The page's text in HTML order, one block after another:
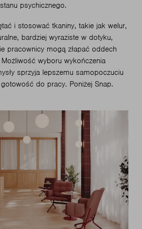
stanu psychicznego.
i stosować tkaniny, takie jak welur,
bardziej wyraziste w dotyku,
pracownicy mogą złapać oddech
wyboru wykończenia
sprzyja lepszemu samopoczuciu
do pracy. Poniżej Snap.